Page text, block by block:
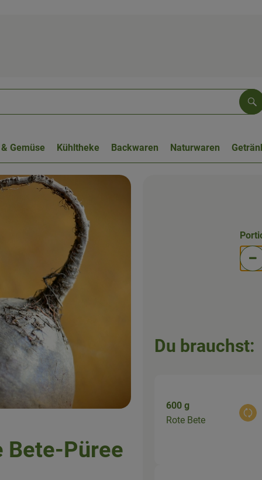
Gemüse Kühltheke Backwaren Naturwaren
Bete-Püree
Du brauchst:
600 g
Rote Bete